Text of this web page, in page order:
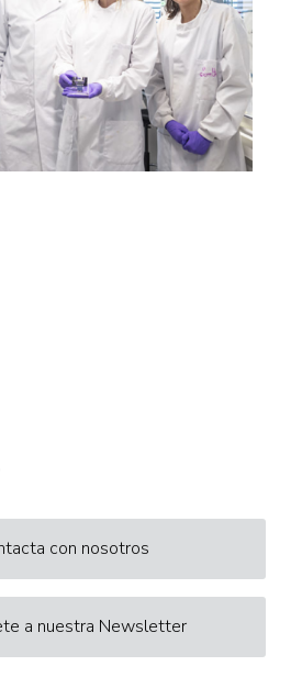
con nosotros
a nuestra Newsletter